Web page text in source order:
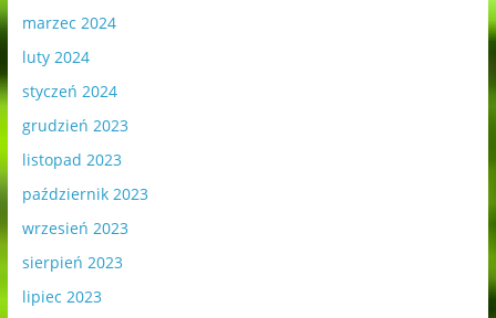
marzec 2024
luty 2024
styczeń 2024
grudzień 2023
listopad 2023
październik 2023
wrzesień 2023
sierpień 2023
lipiec 2023